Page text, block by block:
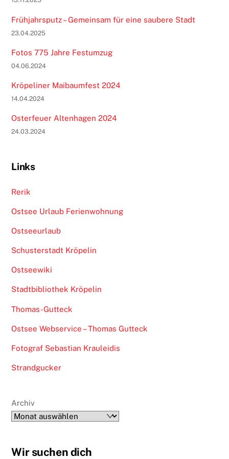
Frühjahrsputz – Gemeinsam für eine saubere Stadt
23.04.2025
Fotos 775 Jahre Festumzug
04.06.2024
Kröpeliner Maibaumfest 2024
14.04.2024
Osterfeuer Altenhagen 2024
24.03.2024
Links
Rerik
Ostsee Urlaub Ferienwohnung
Ostseeurlaub
Schusterstadt Kröpelin
Ostseewiki
Stadtbibliothek Kröpelin
Thomas-Gutteck
Ostsee Webservice – Thomas Gutteck
Fotograf Sebastian Krauleidis
Strandgucker
Archiv
Wir suchen dich